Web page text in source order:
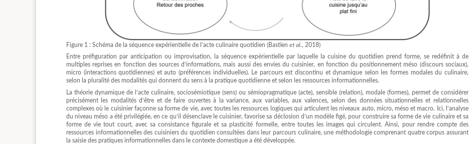
Figure 1 : Schéma de la séquence expérientielle de l’acte culinaire quotidien (Bastien et al., 2018)
Entre préfiguration par anticipation ou improvisation, la séquence expérientielle par laquelle la cuisine du quotidien prend forme, se redéfinit à de
multiples reprises en fonction des sources d’informations, mais aussi des envies du cuisinier, en fonction du positionnement méso (discours sociaux),
micro (interactions quotidiennes) et auto (préférences individuelles). Le parcours est discontinu et dynamique selon les formes modales du culinaire,
selon la pluralité des modalités qui donnent du sens à la pratique quotidienne et selon les ressources informationnelles.
La théorie dynamique de l’acte culinaire, sociosémiotique (sens) ou sémiopragmatique (acte), sensible (relation), modale (formes), permet de considérer
précisément les modalités d’être et de faire ouvertes à la variance, aux variables, aux valences, selon des données situationnelles et relationnelles
complexes où le cuisinier façonne sa forme de vie, avec toutes les ressources logiques qui articulent les niveaux auto, micro, méso et macro. Ici, l’analyse
du niveau méso a été privilégiée, en ce qu’il désenclave le cuisinier, favorise sa déclosion d’un modèle figé, pour construire sa forme de vie culinaire et sa
forme de vie tout court, avec sa consistance figurale et sa plasticité formelle, entre toutes les images qui circulent. Ainsi, pour rendre compte des
ressources informationnelles des cuisiniers du quotidien consultées dans leur parcours culinaire, une méthodologie comprenant quatre corpus assurant
la saisie des pratiques informationnelles dans le contexte domestique a été développée.